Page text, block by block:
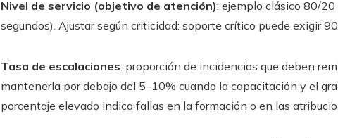
Nivel de servicio (objetivo de atención): ejemplo clásico 80/
segundos). Ajustar según criticidad: soporte crítico puede exigir
Tasa de escalaciones: proporción de incidencias que deben
mantenerla por debajo del 5–10% cuando la capacitación y el
porcentaje elevado indica fallas en la formación o en las